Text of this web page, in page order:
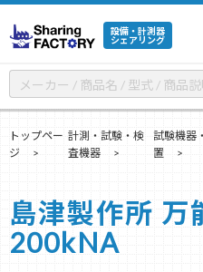
設備・計測器
シェアリング
トップペー
ジ
計測・試験・検
査機器
試験機器
置
島津製作所 万
200kNA